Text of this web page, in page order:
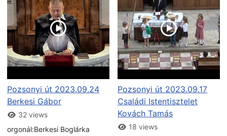
Pozsonyi út 2023.09.24
Berkesi Gábor
32 views
orgonál:Berkesi Boglárka
Pozsonyi út 2023.09.17
Családi Istentisztelet
Kovách Tamás
18 views